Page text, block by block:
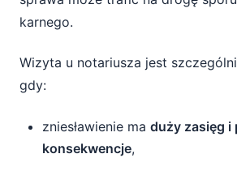
karnego.
Wizyta u notariusza jest
gdy:
zniesławienie ma duży zasięg i
konsekwencje,